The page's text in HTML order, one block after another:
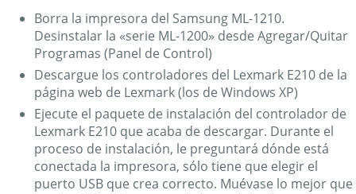
Borra la impresora del Samsung ML-1210.
Desinstalar la «serie ML-1200» desde Agregar/Quitar
Programas (Panel de Control)
Descargue los controladores del Lexmark E210 de la
página web de Lexmark (los de Windows XP)
Ejecute el paquete de instalación del controlador de
Lexmark E210 que acaba de descargar. Durante el
proceso de instalación, le preguntará dónde está
conectada la impresora, sólo tiene que elegir el
puerto USB que crea correcto. Muévase lo mejor que